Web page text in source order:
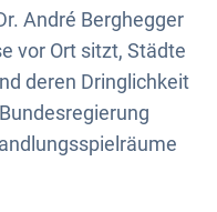
André Berghegger
vor Ort sitzt, Städte
deren Dringlichkeit